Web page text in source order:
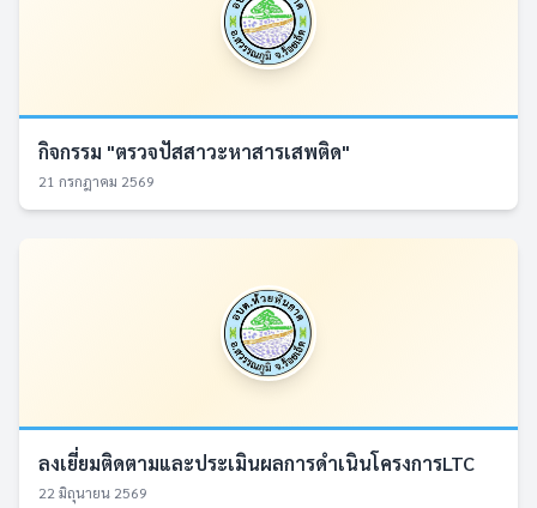
กิจกรรม "ตรวจปัสสาวะหาสารเสพติด"
21 กรกฎาคม 2569
ลงเยี่ยมติดตามและประเมินผลการดำเนินโครงการLTC
22 มิถุนายน 2569